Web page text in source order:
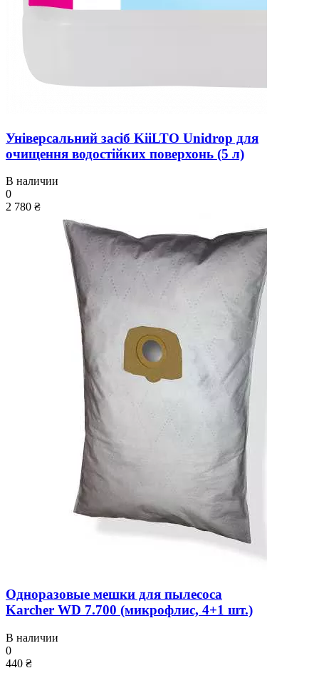
Універсальний засіб KiiLTO Unidrop для
очищення водостійких поверхонь (5 л)
В наличии
0
2 780 ₴
Одноразовые мешки для пылесоса
Karcher WD 7.700 (микрофлис, 4+1 шт.)
В наличии
0
440 ₴